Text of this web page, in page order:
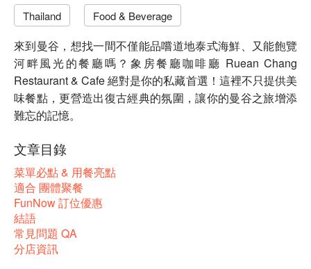
Thailand
Food & Beverage
來到曼谷，想找一間不僅能品嚐道地泰式海鮮、又能飽覽
河畔風光的餐廳嗎？象房餐廳咖啡廳 Ruean Chang
Restaurant & Cafe 絕對是你的私藏首選！這裡不只提供美
味餐點，更營造出復古經典的氛圍，讓你的曼谷之旅增添
難忘的記憶。
文章目錄
菜單必點 & 用餐亮點
適合 團體聚餐
FunNow 訂位優惠
結語
常見問題 QA
分店資訊